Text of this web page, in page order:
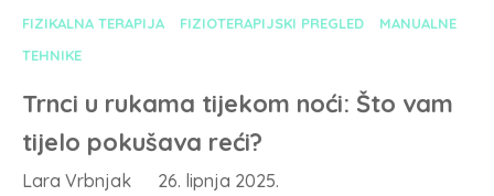
FIZIKALNA TERAPIJA FIZIOTERAPIJSKI PREGLED
MANUALNE
TEHNIKE
Trnci u rukama tijekom noći: Što vam
tijelo pokušava reći?
Lara Vrbnjak
26. lipnja 2025.